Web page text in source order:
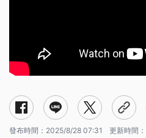
發布時間： 2025/8/28 07:31 更新時間：